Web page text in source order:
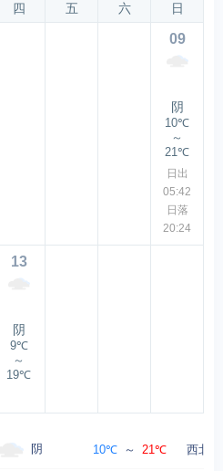
四 五 六 日
09
阴
10℃
～
21℃
日出
05:42
日落
20:24
13
阴
9℃
～
19℃
阴 10℃ ～ 21℃ 西北